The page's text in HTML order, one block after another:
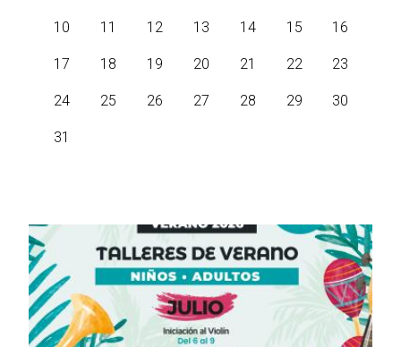
10 11 12 13 14 15 16
17 18 19 20 21 22 23
24 25 26 27 28 29 30
31